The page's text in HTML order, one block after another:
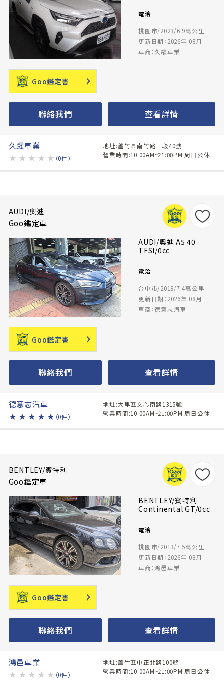
電洽
桃園市/2023/6.9萬公里
更新日期：2026年 08月
車商：久躍車業
Goo鑑定書
聯絡我們 查看詳情
久躍車業
★ ★ ★ ★ ★ （0件）
地址:蘆竹區南竹路三段40號
營業時間:10:00AM~21:00PM 周日公休
AUDI/奧迪
Goo鑑定車
AUDI/奧迪 A5 40
TFSI/0cc
電洽
台中市/2018/7.4萬公里
更新日期：2026年 08月
車商：德意志汽車
Goo鑑定書
聯絡我們 查看詳情
德意志汽車
★ ★ ★ ★ ★ （0件）
地址:大里區文心南路1315號
營業時間:10:00AM~21:00PM 周日公休
BENTLEY/賓特利
Goo鑑定車
BENTLEY/賓特利
Continental GT/0cc
電洽
桃園市/2013/7.5萬公里
更新日期：2026年 08月
車商：鴻邑車業
Goo鑑定書
聯絡我們 查看詳情
鴻邑車業
★ ★ ★ ★ ★ （0件）
地址:蘆竹區中正北路100號
營業時間:10:00AM~21:00PM 周日公休